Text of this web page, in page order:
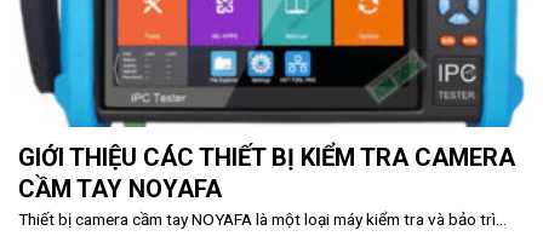
GIỚI THIỆU CÁC THIẾT BỊ KIỂM TRA CAMERA
CẦM TAY NOYAFA
Thiết bị camera cầm tay NOYAFA là một loại máy kiểm tra và bảo trì...